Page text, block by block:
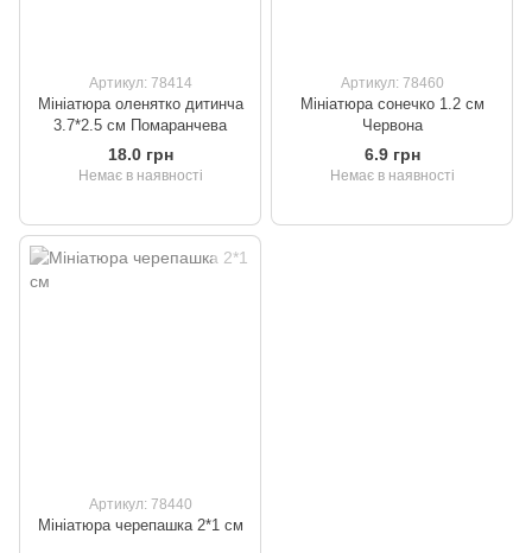
Артикул: 78414
Мініатюра оленятко дитинча
3.7*2.5 см Помаранчева
18.0 грн
Немає в наявності
Артикул: 78460
Мініатюра сонечко 1.2 см
Червона
6.9 грн
Немає в наявності
Артикул: 78440
Мініатюра черепашка 2*1 см